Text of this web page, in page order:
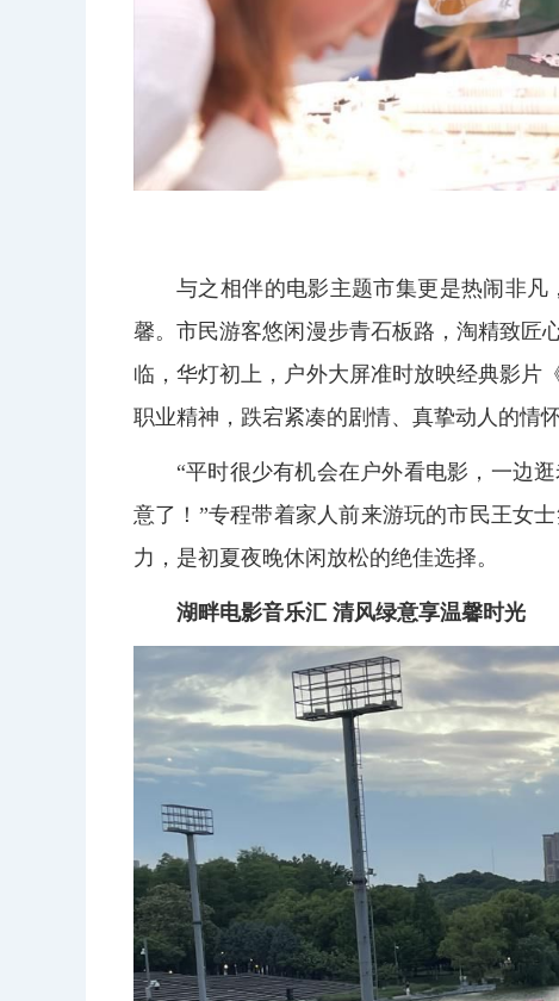
与之相伴的电影主题市集更是热闹非
馨。市民游客悠闲漫步青石板路，淘精致匠
临，华灯初上，户外大屏准时放映经典影片
职业精神，跌宕紧凑的剧情、真挚动人的情
“平时很少有机会在户外看电影，一边
意了！”专程带着家人前来游玩的市民王女
力，是初夏夜晚休闲放松的绝佳选择。
湖畔电影音乐汇 清风绿意享温馨时光